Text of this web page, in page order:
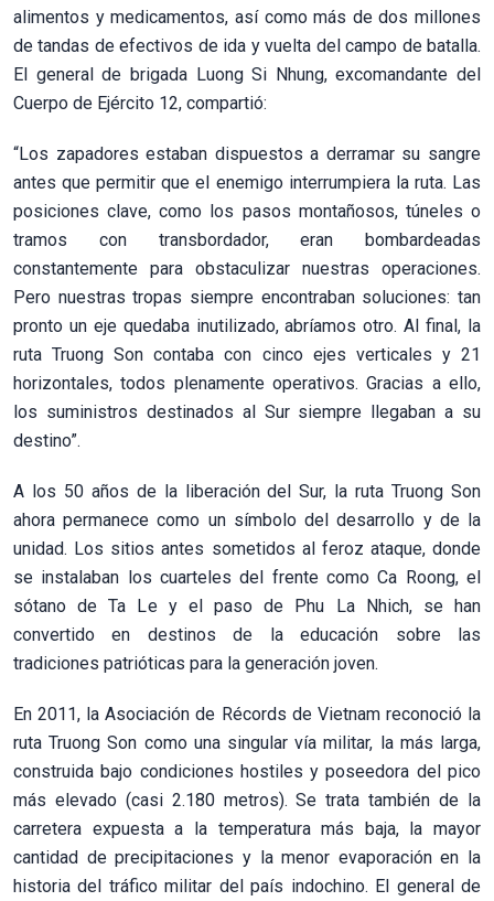
alimentos y medicamentos, así como más de dos millones
de tandas de efectivos de ida y vuelta del campo de batalla.
El general de brigada Luong Si Nhung, excomandante del
Cuerpo de Ejército 12, compartió:
“Los zapadores estaban dispuestos a derramar su sangre
antes que permitir que el enemigo interrumpiera la ruta. Las
posiciones clave, como los pasos montañosos, túneles o
tramos con transbordador, eran bombardeadas
constantemente para obstaculizar nuestras operaciones.
Pero nuestras tropas siempre encontraban soluciones: tan
pronto un eje quedaba inutilizado, abríamos otro. Al final, la
ruta Truong Son contaba con cinco ejes verticales y 21
horizontales, todos plenamente operativos. Gracias a ello,
los suministros destinados al Sur siempre llegaban a su
destino”.
A los 50 años de la liberación del Sur, la ruta Truong Son
ahora permanece como un símbolo del desarrollo y de la
unidad. Los sitios antes sometidos al feroz ataque, donde
se instalaban los cuarteles del frente como Ca Roong, el
sótano de Ta Le y el paso de Phu La Nhich, se han
convertido en destinos de la educación sobre las
tradiciones patrióticas para la generación joven.
En 2011, la Asociación de Récords de Vietnam reconoció la
ruta Truong Son como una singular vía militar, la más larga,
construida bajo condiciones hostiles y poseedora del pico
más elevado (casi 2.180 metros). Se trata también de la
carretera expuesta a la temperatura más baja, la mayor
cantidad de precipitaciones y la menor evaporación en la
historia del tráfico militar del país indochino. El general de